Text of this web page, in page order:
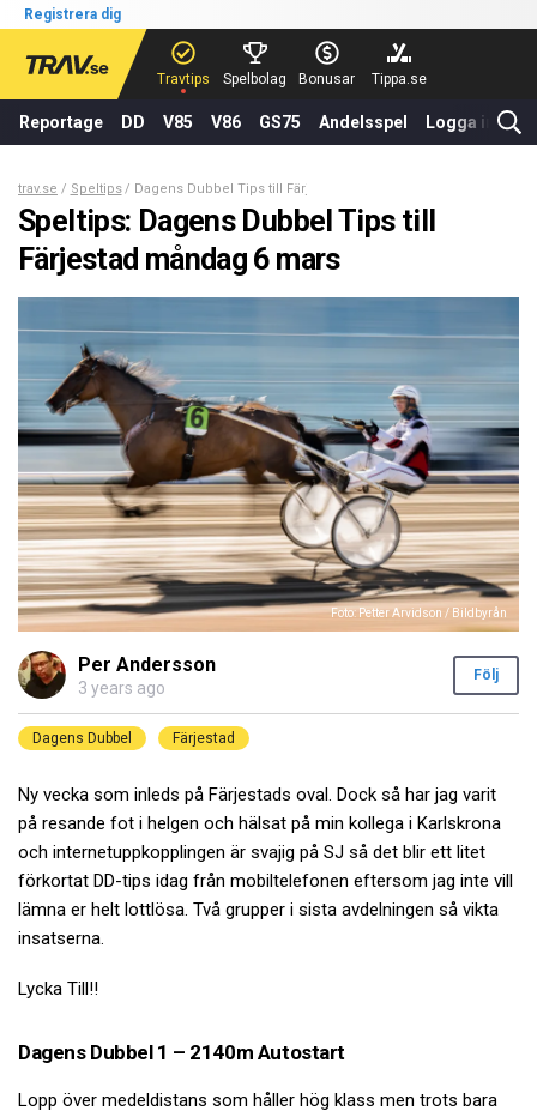
Registrera dig
Travtips Spelbolag Bonusar Tippa.se
Reportage DD V85 V86 GS75 Andelsspel Logga in
trav.se Speltips Dagens Dubbel Tips till Färjestad måndag 6 mars
Speltips: Dagens Dubbel Tips till
Färjestad måndag 6 mars
Foto: Petter Arvidson / Bildbyrån
Per Andersson
3 years ago
Följ
Dagens Dubbel Färjestad
Ny vecka som inleds på Färjestads oval. Dock så har jag varit
på resande fot i helgen och hälsat på min kollega i Karlskrona
och internetuppkopplingen är svajig på SJ så det blir ett litet
förkortat DD-tips idag från mobiltelefonen eftersom jag inte vill
lämna er helt lottlösa. Två grupper i sista avdelningen så vikta
insatserna.
Lycka Till!!
Dagens Dubbel 1 – 2140m Autostart
Lopp över medeldistans som håller hög klass men trots bara